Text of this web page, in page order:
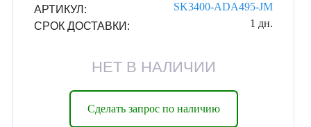
АРТИКУЛ:
SK3400-ADA495-JM
СРОК ДОСТАВКИ:
1 дн.
НЕТ В НАЛИЧИИ
Сделать запрос по наличию